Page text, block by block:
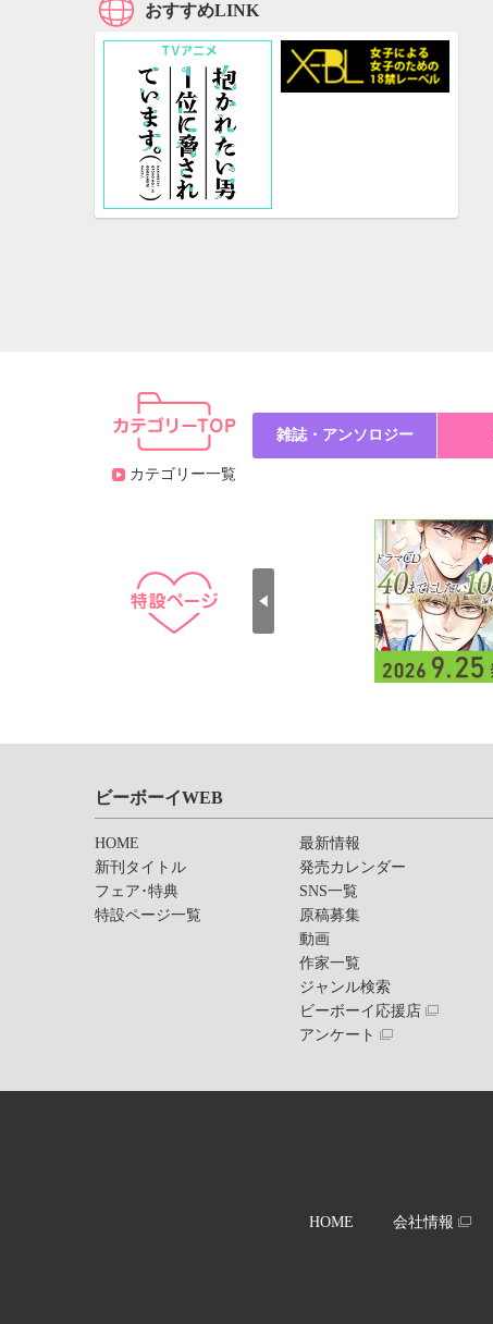
おすすめLINK
カテゴリー一覧
雑誌・アンソロジー
ビーボーイWEB
HOME
新刊タイトル
フェア･特典
特設ページ一覧
最新情報
発売カレンダー
SNS一覧
原稿募集
動画
作家一覧
ジャンル検索
ビーボーイ応援店
アンケート
HOME 会社情報